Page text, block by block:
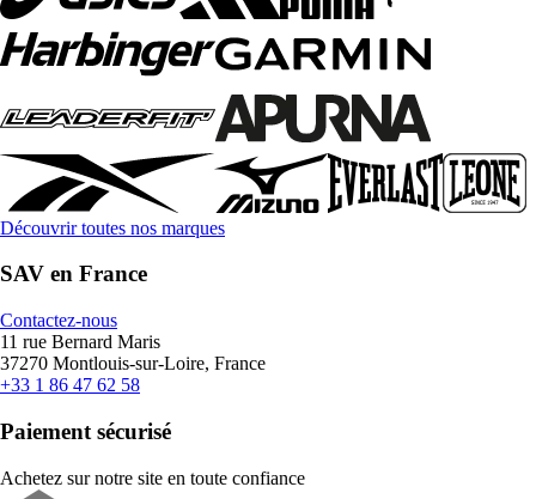
Découvrir toutes nos marques
SAV en France
Contactez-nous
11 rue Bernard Maris
37270 Montlouis-sur-Loire, France
+33 1 86 47 62 58
Paiement sécurisé
Achetez sur notre site en toute confiance